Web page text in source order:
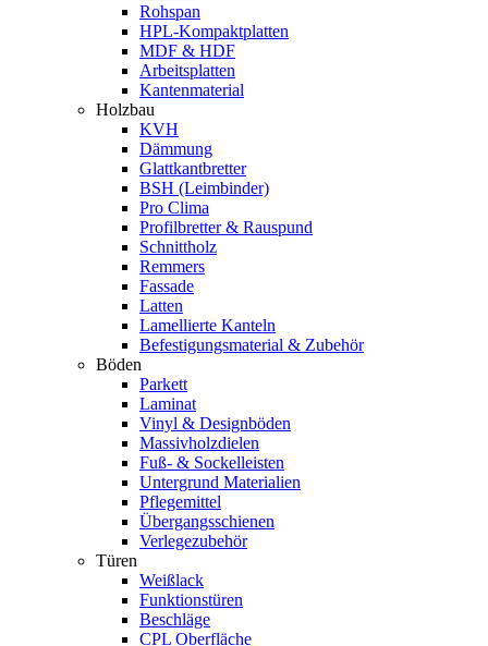
Rohspan
HPL-Kompaktplatten
MDF & HDF
Arbeitsplatten
Kantenmaterial
Holzbau
KVH
Dämmung
Glattkantbretter
BSH (Leimbinder)
Pro Clima
Profilbretter & Rauspund
Schnittholz
Remmers
Fassade
Latten
Lamellierte Kanteln
Befestigungsmaterial & Zubehör
Böden
Parkett
Laminat
Vinyl & Designböden
Massivholzdielen
Fuß- & Sockelleisten
Untergrund Materialien
Pflegemittel
Übergangsschienen
Verlegezubehör
Türen
Weißlack
Funktionstüren
Beschläge
CPL Oberfläche